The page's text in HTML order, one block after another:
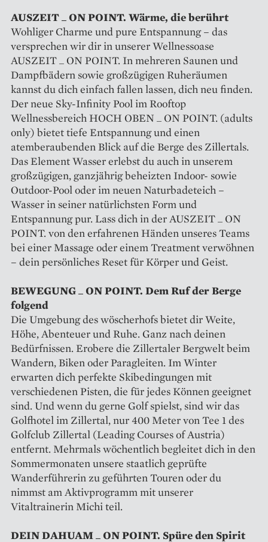
AUSZEIT _ ON POINT. Wärme, die berührt
Wohliger Charme und pure Entspannung – das
versprechen wir dir in unserer Wellnessoase
AUSZEIT _ ON POINT. In mehreren Saunen und
Dampfbädern sowie großzügigen Ruheräumen
kannst du dich einfach fallen lassen, dich neu finden.
Der neue Sky-Infinity Pool im Rooftop
Wellnessbereich HOCH OBEN _ ON POINT. (adults
only) bietet tiefe Entspannung und einen
atemberaubenden Blick auf die Berge des Zillertals.
Das Element Wasser erlebst du auch in unserem
großzügigen, ganzjährig beheizten Indoor- sowie
Outdoor-Pool oder im neuen Naturbadeteich –
Wasser in seiner natürlichsten Form und
Entspannung pur. Lass dich in der AUSZEIT _ ON
POINT. von den erfahrenen Händen unseres Teams
bei einer Massage oder einem Treatment verwöhnen
– dein persönliches Reset für Körper und Geist.
BEWEGUNG _ ON POINT. Dem Ruf der Berge
folgend
Die Umgebung des wöscherhofs bietet dir Weite,
Höhe, Abenteuer und Ruhe. Ganz nach deinen
Bedürfnissen. Erobere die Zillertaler Bergwelt beim
Wandern, Biken oder Paragleiten. Im Winter
erwarten dich perfekte Skibedingungen mit
verschiedenen Pisten, die für jedes Können geeignet
sind. Und wenn du gerne Golf spielst, sind wir das
Golfhotel im Zillertal, nur 400 Meter von Tee 1 des
Golfclub Zillertal (Leading Courses of Austria)
entfernt. Mehrmals wöchentlich begleitet dich in den
Sommermonaten unsere staatlich geprüfte
Wanderführerin zu geführten Touren oder du
nimmst am Aktivprogramm mit unserer
Vitaltrainerin Michi teil.
DEIN DAHUAM _ ON POINT. Spüre den Spirit